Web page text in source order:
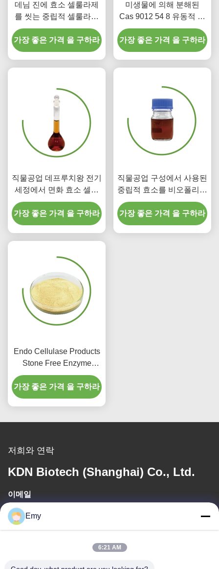
데님 진에 효소 셀룰라제
를 씻는 중립적 셀룰라제
효소 스톤
가장 좋은 가격 을 구하라
미생물에 의해 분해된
Cas 9012 54 8 유동적 셀
룰라제 효소 생산 폴란드
구성
가장 좋은 가격 을 구하라
직물공업 데프루치왕 전기
세정에서 면화 효소 셀룰
라제의 바이오폴리슁
가장 좋은 가격 을 구하라
직물공업 구성에서 사용된
중립적 효소를 비오폴리싱
화학을 염색시킵니다
가장 좋은 가격 을 구하라
Endo Cellulase Products
Stone Free Enzyme
Wash For Jeans
Household Hospital
가장 좋은 가격 을 구하라
저희와 연락
KDN Biotech (Shanghai) Co., Ltd.
이메일
panxy@vlandgroup.com
Emy
6:21 AM